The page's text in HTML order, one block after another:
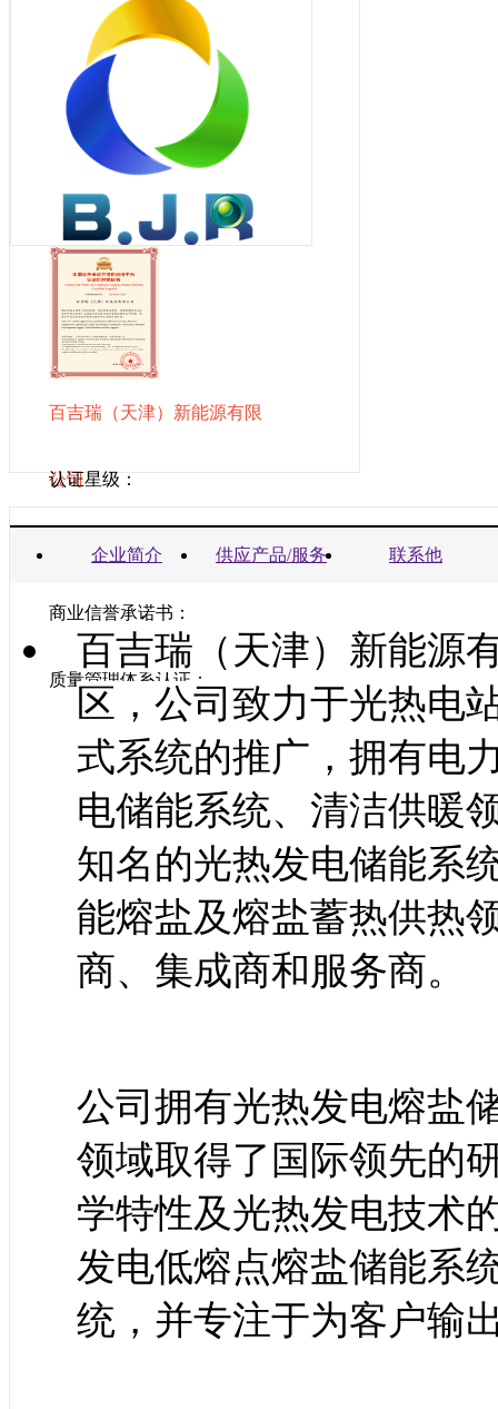
百吉瑞（天津）新能源有限
公司
认证星级：
营业执照：
商业信誉承诺书：
质量管理体系认证：
企业简介 供应产品/服务 联系他
百吉瑞（天津）新能源
区，公司致力于光热电
式系统的推广，拥有电
电储能系统、清洁供暖
知名的光热发电储能系
能熔盐及熔盐蓄热供热
商、集成商和服务商。
公司拥有光热发电熔盐
领域取得了国际领先的
学特性及光热发电技术
发电低熔点熔盐储能系
统，并专注于为客户输